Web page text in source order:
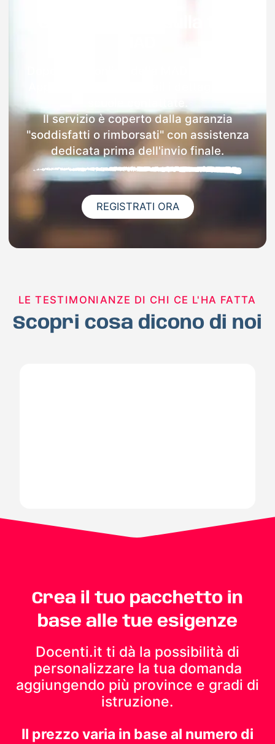
Il servizio è coperto dalla garanzia
"soddisfatti o rimborsati" con assistenza
dedicata prima dell'invio finale.
REGISTRATI ORA
LE TESTIMONIANZE DI CHI CE L'HA FATTA
Scopri cosa dicono di noi
Crea il tuo pacchetto in
base alle tue esigenze
Docenti.it ti dà la possibilità di
personalizzare la tua domanda
aggiungendo più province e gradi di
istruzione.
Il prezzo varia in base al numero di